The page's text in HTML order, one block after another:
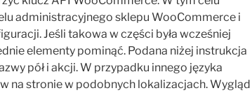
administracyjnego sklepu WooCommerce i
Jeśli takowa w części była wcześniej
elementy pominąć. Podana niżej instrukcja
pół i akcji. W przypadku innego języka
na stronie w podobnych lokalizacjach. Wygląd